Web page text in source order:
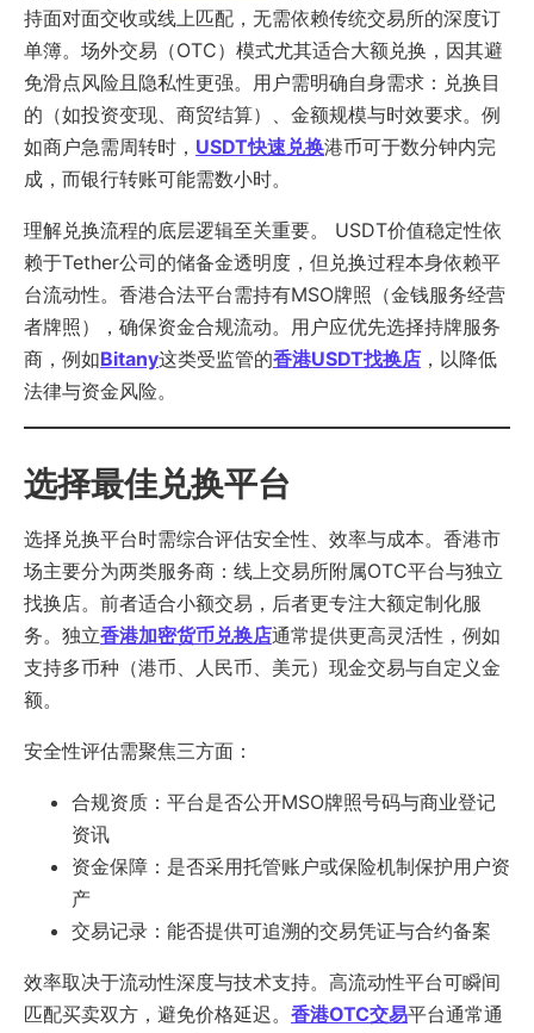
持面对面交收或线上匹配，无需依赖传统交易所的深度订
单簿。场外交易（OTC）模式尤其适合大额兑换，因其避
免滑点风险且隐私性更强。用户需明确自身需求：兑换目
的（如投资变现、商贸结算）、金额规模与时效要求。例
如商户急需周转时， USDT快速兑换港币可于数分钟内完
成，而银行转账可能需数小时。
理解兑换流程的底层逻辑至关重要。 USDT价值稳定性依
赖于Tether公司的储备金透明度，但兑换过程本身依赖平
台流动性。香港合法平台需持有MSO牌照（金钱服务经营
者牌照），确保资金合规流动。用户应优先选择持牌服务
商，例如Bitany这类受监管的香港USDT找换店 ，以降低
法律与资金风险。
选择最佳兑换平台
选择兑换平台时需综合评估安全性、效率与成本。香港市
场主要分为两类服务商：线上交易所附属OTC平台与独立
找换店。前者适合小额交易，后者更专注大额定制化服
务。独立香港加密货币兑换店通常提供更高灵活性，例如
支持多币种（港币、人民币、美元）现金交易与自定义金
额。
安全性评估需聚焦三方面：
合规资质：平台是否公开MSO牌照号码与商业登记
资讯
资金保障：是否采用托管账户或保险机制保护用户资
产
交易记录：能否提供可追溯的交易凭证与合约备案
效率取决于流动性深度与技术支持。高流动性平台可瞬间
匹配买卖双方，避免价格延迟。 香港OTC交易平台通常通